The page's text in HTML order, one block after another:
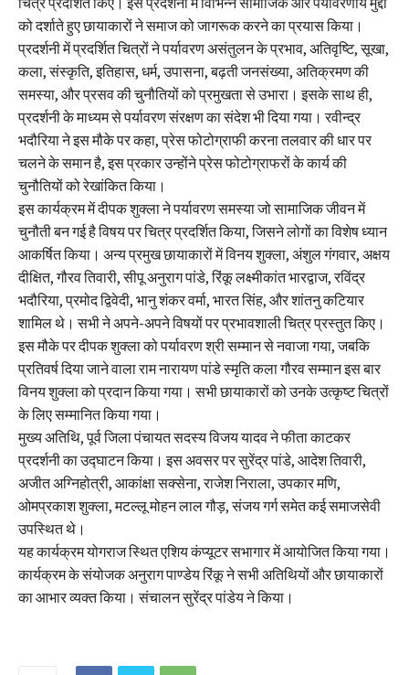
को दर्शाते हुए छायाकारों ने समाज को जागरूक करने का प्रयास किया।
प्रदर्शनी में प्रदर्शित चित्रों ने पर्यावरण असंतुलन के प्रभाव, अतिवृष्टि, सूखा,
कला, संस्कृति, इतिहास, धर्म, उपासना, बढ़ती जनसंख्या, अतिक्रमण की
समस्या, और प्रसव की चुनौतियों को प्रमुखता से उभारा। इसके साथ ही,
प्रदर्शनी के माध्यम से पर्यावरण संरक्षण का संदेश भी दिया गया। रवीन्द्र
भदौरिया ने इस मौके पर कहा, प्रेस फोटोग्राफी करना तलवार की धार पर
चलने के समान है, इस प्रकार उन्होंने प्रेस फोटोग्राफरों के कार्य की
चुनौतियों को रेखांकित किया।
इस कार्यक्रम में दीपक शुक्ला ने पर्यावरण समस्या जो सामाजिक जीवन में
चुनौती बन गई है विषय पर चित्र प्रदर्शित किया, जिसने लोगों का विशेष ध्यान
आकर्षित किया। अन्य प्रमुख छायाकारों में विनय शुक्ला, अंशुल गंगवार, अक्षय
दीक्षित, गौरव तिवारी, सीपू अनुराग पांडे, रिंकू लक्ष्मीकांत भारद्वाज, रविंद्र
भदौरिया, प्रमोद द्विवेदी, भानु शंकर वर्मा, भारत सिंह, और शांतनु कटियार
शामिल थे। सभी ने अपने-अपने विषयों पर प्रभावशाली चित्र प्रस्तुत किए।
इस मौके पर दीपक शुक्ला को पर्यावरण श्री सम्मान से नवाजा गया, जबकि
प्रतिवर्ष दिया जाने वाला राम नारायण पांडे स्मृति कला गौरव सम्मान इस बार
विनय शुक्ला को प्रदान किया गया। सभी छायाकारों को उनके उत्कृष्ट चित्रों
के लिए सम्मानित किया गया।
मुख्य अतिथि, पूर्व जिला पंचायत सदस्य विजय यादव ने फीता काटकर
प्रदर्शनी का उद्घाटन किया। इस अवसर पर सुरेंद्र पांडे, आदेश तिवारी,
अजीत अग्निहोत्री, आकांक्षा सक्सेना, राजेश निराला, उपकार मणि,
ओमप्रकाश शुक्ला, मटल्लू मोहन लाल गौड़, संजय गर्ग समेत कई समाजसेवी
उपस्थित थे।
यह कार्यक्रम योगराज स्थित एशिय कंप्यूटर सभागार में आयोजित किया गया।
कार्यक्रम के संयोजक अनुराग पाण्डेय रिंकू ने सभी अतिथियों और छायाकारों
का आभार व्यक्त किया। संचालन सुरेंद्र पांडेय ने किया।